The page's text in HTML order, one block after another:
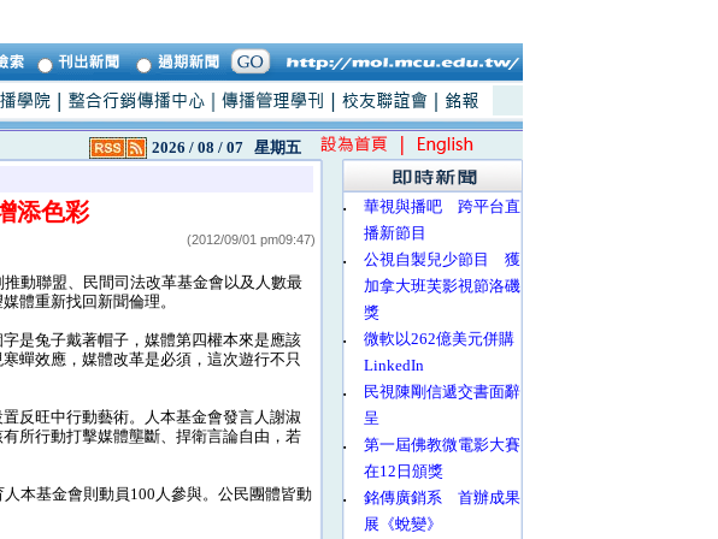
2026 / 08 / 07 星期五
添色彩
(2012/09/01 pm09:47)
動聯盟、民間司法改革基金會以及人數最
體重新找回新聞倫理。
是兔子戴著帽子，媒體第四權本來是應該
蟬效應，媒體改革是必須，這次遊行不只
反旺中行動藝術。人本基金會發言人謝淑
所行動打擊媒體壟斷、捍衛言論自由，若
本基金會則動員100人參與。公民團體皆動
‧
華視與播吧 跨平台直
播新節目
‧
公視自製兒少節目 獲
加拿大班芙影視節洛磯
獎
‧
微軟以262億美元併購
LinkedIn
‧
民視陳剛信遞交書面辭
呈
‧
第一屆佛教微電影大賽
在12日頒獎
‧
銘傳廣銷系 首辦成果
展《蛻變》